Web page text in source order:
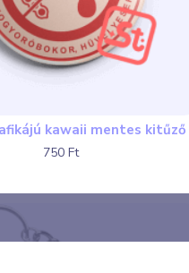
kawaii mentes kitűző
750 Ft